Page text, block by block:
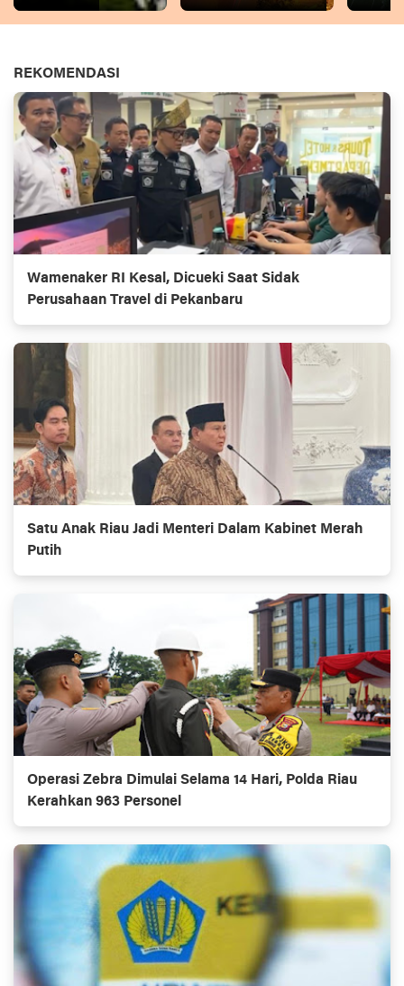
REKOMENDASI
Wamenaker RI Kesal, Dicueki Saat Sidak
Perusahaan Travel di Pekanbaru
Satu Anak Riau Jadi Menteri Dalam Kabinet Merah
Putih
Operasi Zebra Dimulai Selama 14 Hari, Polda Riau
Kerahkan 963 Personel